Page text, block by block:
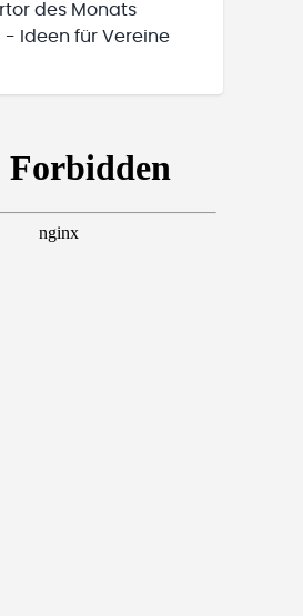
des Monats
- Ideen für Vereine